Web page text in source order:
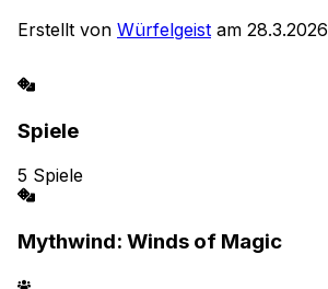
Erstellt von Würfelgeist am 28.3.2026
Spiele
5 Spiele
Mythwind: Winds of Magic